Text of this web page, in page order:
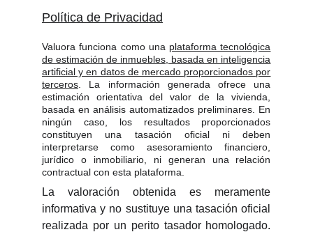
Valuora funciona como una plataforma tecnológica
de estimación de inmuebles, basada en inteligencia
artificial y en datos de mercado proporcionados por
terceros . La información generada ofrece una
estimación orientativa del valor de la vivienda,
basada en análisis automatizados preliminares. En
ningún caso, los resultados proporcionados
constituyen una tasación oficial ni deben
interpretarse como asesoramiento financiero,
jurídico o inmobiliario, ni generan una relación
contractual con esta plataforma.
La valoración obtenida es meramente
informativa y no sustituye una tasación oficial
realizada por un perito tasador homologado.
Política de Privacidad